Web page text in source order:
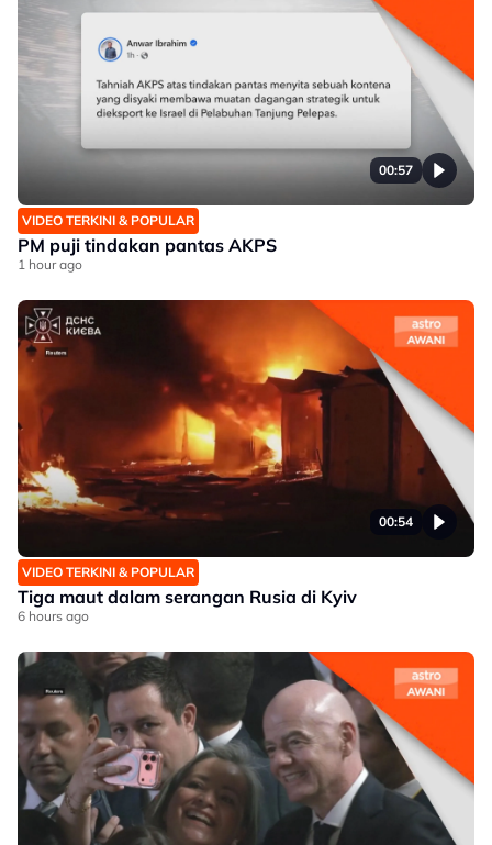
00:57
VIDEO TERKINI & POPULAR
PM puji tindakan pantas AKPS
1 hour ago
00:54
VIDEO TERKINI & POPULAR
Tiga maut dalam serangan Rusia di Kyiv
6 hours ago